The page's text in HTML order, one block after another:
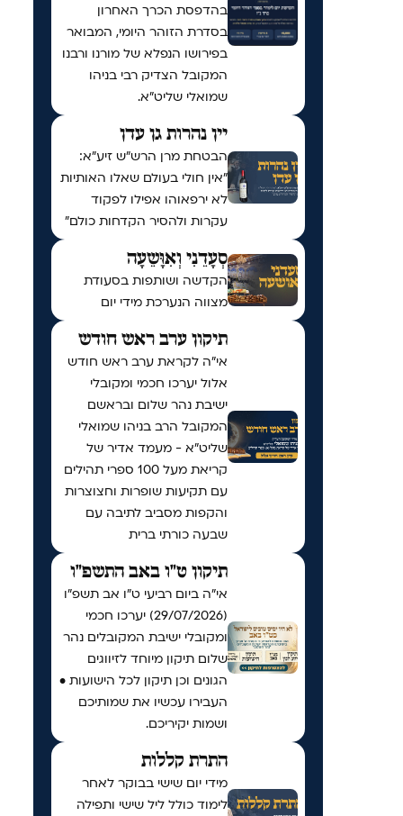
בהדפסת הכרך האחרון
בסדרת הזוהר היומי, המבואר
בפירושו הנפלא של מורנו ורבנו
המקובל הצדיק רבי בניהו
שמואלי שליט״א.
יין נהרות גן עדן
הבטחת מרן הרש"ש זיע"א:
"אין חולי בעולם שאלו האותיות
לא ירפאוהו אפילו לפקוד
עקרות ולהסיר הקדחות כולם"
סְעָדֵנִי וְאִוָּשֵעָה
הקדשה ושותפות בסעודת
מצווה הנערכת מידי יום
תיקון ערב ראש חודש
אי"ה לקראת ערב ראש חודש
אלול יערכו חכמי ומקובלי
ישיבת נהר שלום ובראשם
המקובל הרב בניהו שמואלי
שליט״א - מעמד אדיר של
קריאת מעל 100 ספרי תהילים
עם תקיעות שופרות וחצוצרות
והקפות מסביב לתיבה עם
שבעה כורתי ברית
תיקון ט"ו באב התשפ"ו
אי"ה ביום רביעי ט״ו אב תשפ״ו
(29/07/2026) יערכו חכמי
ומקובלי ישיבת המקובלים נהר
שלום תיקון מיוחד לזיווגים
הגונים וכן תיקון לכל הישועות •
העבירו עכשיו את שמותיכם
ושמות יקיריכם.
התרת קללות
מידי יום שישי בבוקר לאחר
לימוד כולל ליל שישי ותפילה